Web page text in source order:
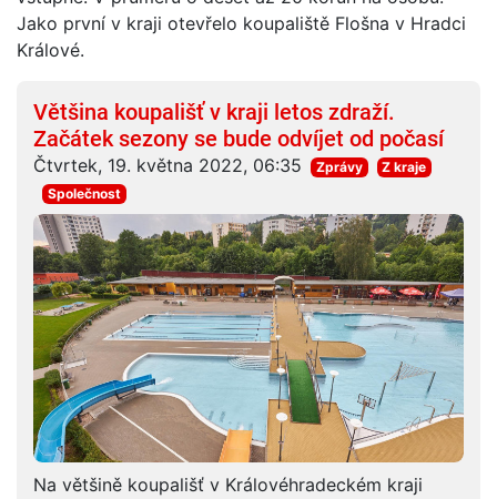
Jako první v kraji otevřelo koupaliště Flošna v Hradci
Králové.
Většina koupališť v kraji letos zdraží.
Začátek sezony se bude odvíjet od počasí
Čtvrtek, 19. května 2022, 06:35 Zprávy
Z kraje
Společnost
Na většině koupališť v Královéhradeckém kraji